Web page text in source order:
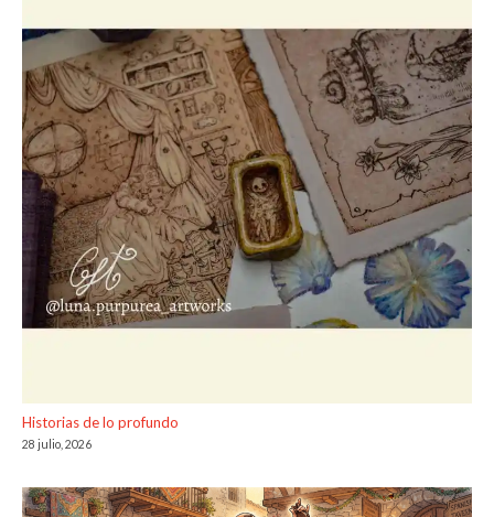
Historias de lo profundo
28 julio, 2026